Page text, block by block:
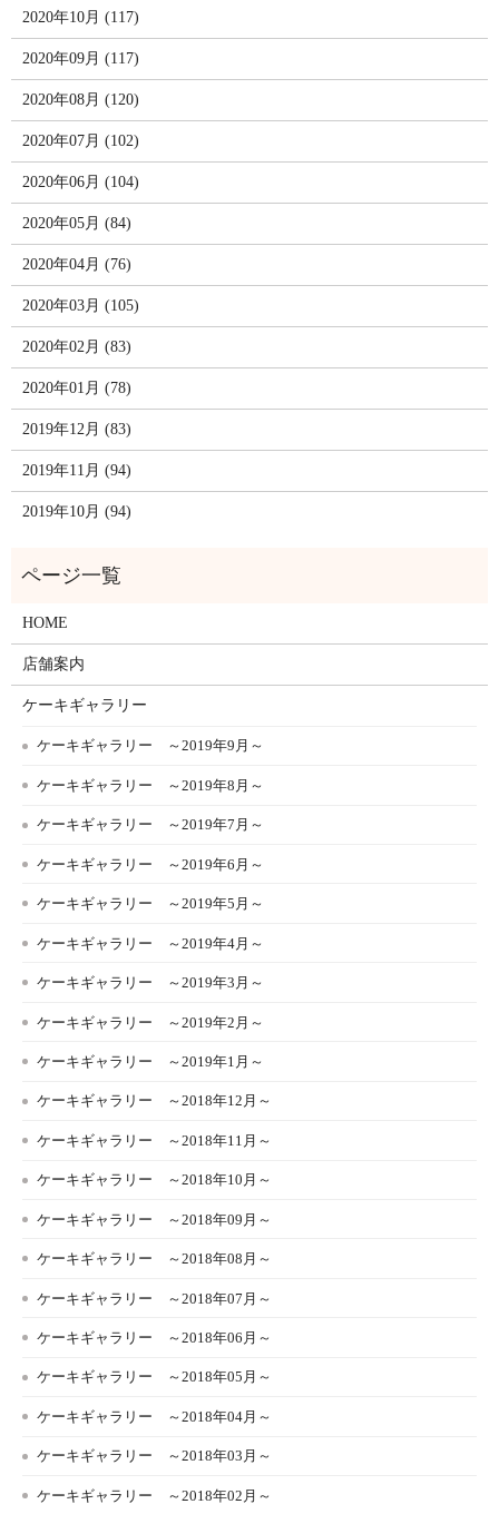
2020年10月 (117)
2020年09月 (117)
2020年08月 (120)
2020年07月 (102)
2020年06月 (104)
2020年05月 (84)
2020年04月 (76)
2020年03月 (105)
2020年02月 (83)
2020年01月 (78)
2019年12月 (83)
2019年11月 (94)
2019年10月 (94)
HOME
店舗案内
ケーキギャラリー
ケーキギャラリー ～2019年9月～
ケーキギャラリー ～2019年8月～
ケーキギャラリー ～2019年7月～
ケーキギャラリー ～2019年6月～
ケーキギャラリー ～2019年5月～
ケーキギャラリー ～2019年4月～
ケーキギャラリー ～2019年3月～
ケーキギャラリー ～2019年2月～
ケーキギャラリー ～2019年1月～
ケーキギャラリー ～2018年12月～
ケーキギャラリー ～2018年11月～
ケーキギャラリー ～2018年10月～
ケーキギャラリー ～2018年09月～
ケーキギャラリー ～2018年08月～
ケーキギャラリー ～2018年07月～
ケーキギャラリー ～2018年06月～
ケーキギャラリー ～2018年05月～
ケーキギャラリー ～2018年04月～
ケーキギャラリー ～2018年03月～
ケーキギャラリー ～2018年02月～